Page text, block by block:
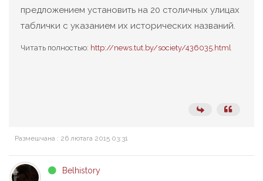
предложением установить на 20 столичных улицах
таблички с указанием их исторических названий.
Читать полностью: http://news.tut.by/society/436035.html
Размешчана : 26 лютага 2015 03:31
Belhistory